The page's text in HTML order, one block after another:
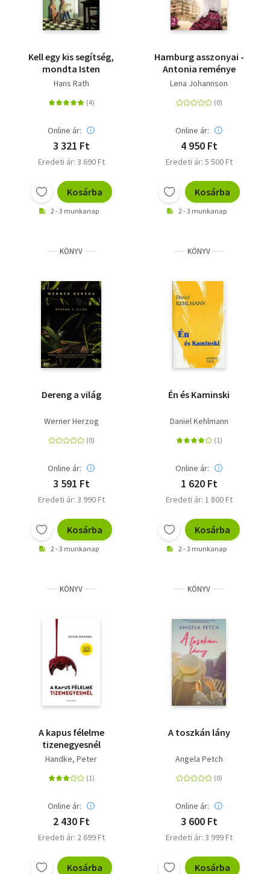
Kell egy kis segítség,
mondta Isten
Hans Rath
Online ár:
3 321 Ft
Eredeti ár: 3 690 Ft
Kosárba
2 - 3 munkanap
Hamburg asszonyai -
Antonia reménye
Lena Johannson
Online ár:
4 950 Ft
Eredeti ár: 5 500 Ft
Kosárba
2 - 3 munkanap
KÖNYV
Dereng a világ
Werner Herzog
Online ár:
3 591 Ft
Eredeti ár: 3 990 Ft
Kosárba
2 - 3 munkanap
KÖNYV
Én és Kaminski
Daniel Kehlmann
Online ár:
1 620 Ft
Eredeti ár: 1 800 Ft
Kosárba
2 - 3 munkanap
KÖNYV
A kapus félelme
tizenegyesnél
Handke, Peter
Online ár:
2 430 Ft
Eredeti ár: 2 699 Ft
Kosárba
KÖNYV
A toszkán lány
Angela Petch
Online ár:
3 600 Ft
Eredeti ár: 3 999 Ft
Kosárba